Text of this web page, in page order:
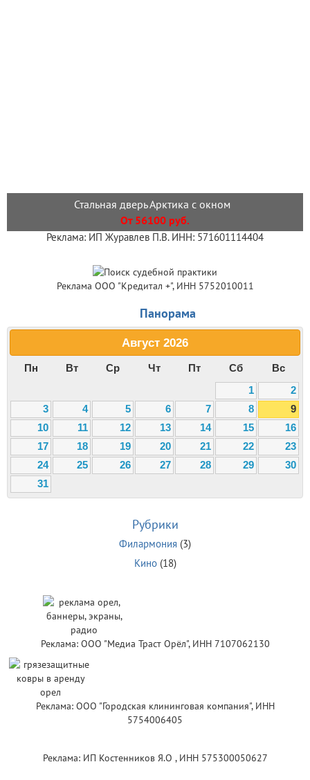
Стальная дверь Арктика с окном
От 56100 руб.
Реклама: ИП Журавлев П.В. ИНН: 571601114404
Реклама ООО "Кредитал +", ИНН 5752010011
Панорама
Август 2026
Пн Вт Ср Чт Пт Сб
Вс
1
2
3
4 5 6 7 8
9
10
11 12 13 14 15
16
17
18 19 20 21 22
23
24
25 26 27 28 29
30
31
Рубрики
Филармония (3)
Кино(18)
Реклама: ООО "Медиа Траст Орёл", ИНН 7107062130
Реклама: ООО "Городская клининговая компания", ИНН
5754006405
Реклама: ИП Костенников Я.О , ИНН 575300050627